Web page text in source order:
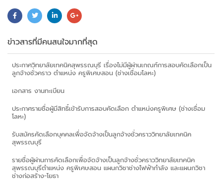
ข่าวสารที่มีคนสนใจมากที่สุด
ประกาศวิทยาลัยเทคนิคสุพรรณบุรี เรื่องไม่มีผู้ผ่านเกณฑ์การสอบคัดเลือกเป็น
ลูกจ้างชั่วคราว ตำแหน่ง ครูพิเศษสอน (ช่างเชื่อมโลหะ)
เอกสาร งานทะเบียน
ประกาศรายชื่อผู้มีสิทธิ์เข้ารับการสอบคัดเลือก ตำแหน่งครูพิเศษ (ช่างเชื่อม
โลหะ)
รับสมัครคัดเลือกบุคคลเพื่อจัดจ้างเป็นลูกจ้างชั่วคราววิทยาลัยเทคนิค
สุพรรณบุรี
รายชื่อผู้ผ่านการคัดเลือกเพื่อจัดจ้างเป็นลูกจ้างชั่วคราววิทยาลัยเทคนิค
สุพรรณบุรีตำแหน่ง ครูพิเศษสอน แผนกวิชาช่างไฟฟ้ากำลัง และแผนกวิชา
ช่างก่อสร้าง-โยธา